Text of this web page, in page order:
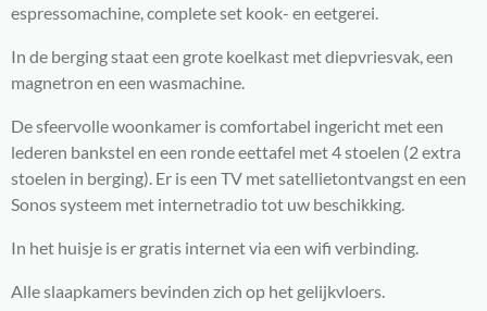
espressomachine, complete set kook- en eetgerei.
In de berging staat een grote koelkast met diepvriesvak, een
magnetron en een wasmachine.
De sfeervolle woonkamer is comfortabel ingericht met een
lederen bankstel en een ronde eettafel met 4 stoelen (2 extra
stoelen in berging). Er is een TV met satellietontvangst en een
Sonos systeem met internetradio tot uw beschikking.
In het huisje is er gratis internet via een wifi verbinding.
Alle slaapkamers bevinden zich op het gelijkvloers.